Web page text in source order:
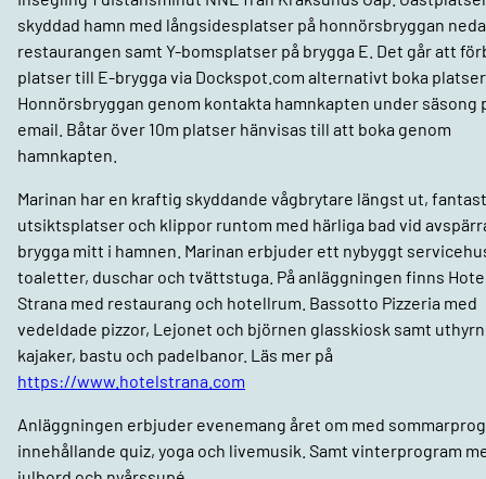
skyddad hamn med långsidesplatser på honnörsbryggan
restaurangen samt Y-bomsplatser på brygga E. Det går att
platser till E-brygga via Dockspot.com alternativt boka
Honnörsbryggan genom kontakta hamnkapten under säsong
email. Båtar över 10m platser hänvisas till att boka genom
hamnkapten.
Marinan har en kraftig skyddande vågbrytare längst ut,
utsiktsplatser och klippor runtom med härliga bad vid
brygga mitt i hamnen. Marinan erbjuder ett nybyggt
toaletter, duschar och tvättstuga. På anläggningen finns
Strana med restaurang och hotellrum. Bassotto Pizzeria med
vedeldade pizzor, Lejonet och björnen glasskiosk samt
kajaker, bastu och padelbanor. Läs mer på
https://www.hotelstrana.com
Anläggningen erbjuder evenemang året om med
innehållande quiz, yoga och livemusik. Samt vinterprogram